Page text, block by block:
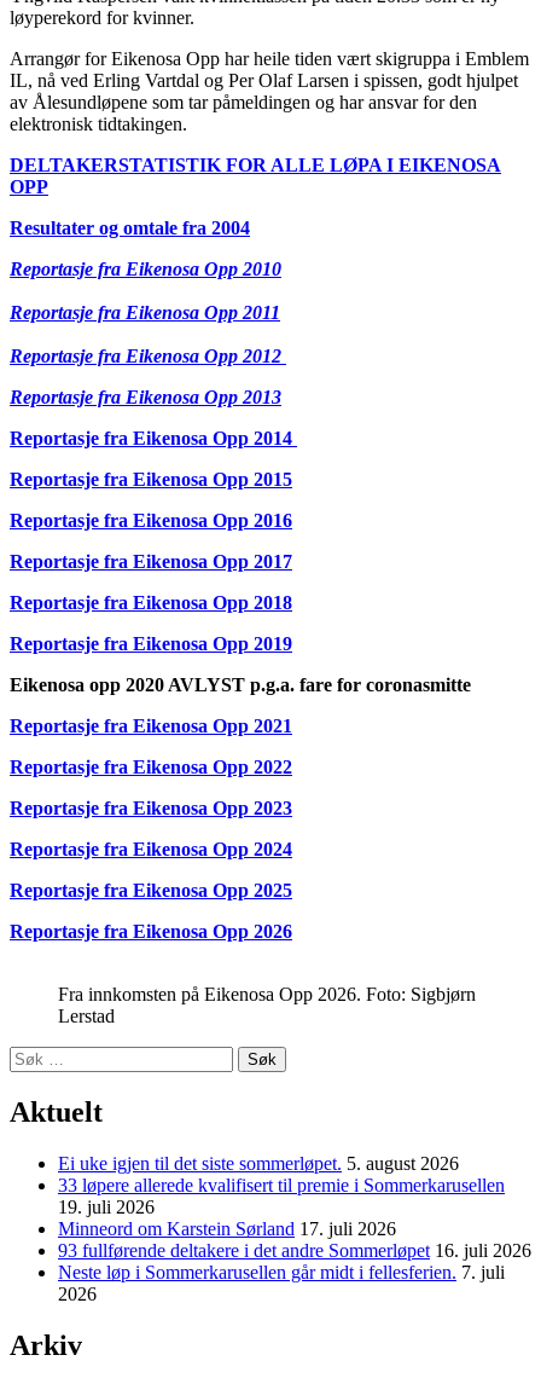
løyperekord for kvinner.
Arrangør for Eikenosa Opp har heile tiden vært skigruppa i Emblem
IL, nå ved Erling Vartdal og Per Olaf Larsen i spissen, godt hjulpet
av Ålesundløpene som tar påmeldingen og har ansvar for den
elektronisk tidtakingen.
DELTAKERSTATISTIK FOR ALLE LØPA I EIKENOSA
OPP
Resultater og omtale fra 2004
Reportasje fra Eikenosa Opp 2010
Reportasje fra Eikenosa Opp 2011
Reportasje fra Eikenosa Opp 2012
Reportasje fra Eikenosa Opp 2013
Reportasje fra Eikenosa Opp 2014
Reportasje fra Eikenosa Opp 2015
Reportasje fra Eikenosa Opp 2016
Reportasje fra Eikenosa Opp 2017
Reportasje fra Eikenosa Opp 2018
Reportasje fra Eikenosa Opp 2019
Eikenosa opp 2020 AVLYST p.g.a. fare for coronasmitte
Reportasje fra Eikenosa Opp 2021
Reportasje fra Eikenosa Opp 2022
Reportasje fra Eikenosa Opp 2023
Reportasje fra Eikenosa Opp 2024
Reportasje fra Eikenosa Opp 2025
Reportasje fra Eikenosa Opp 2026
Fra innkomsten på Eikenosa Opp 2026. Foto: Sigbjørn
Lerstad
Søk
etter:
Aktuelt
Ei uke igjen til det siste sommerløpet. 5. august 2026
33 løpere allerede kvalifisert til premie i Sommerkarusellen
19. juli 2026
Minneord om Karstein Sørland 17. juli 2026
93 fullførende deltakere i det andre Sommerløpet 16. juli 2026
Neste løp i Sommerkarusellen går midt i fellesferien. 7. juli
2026
Arkiv